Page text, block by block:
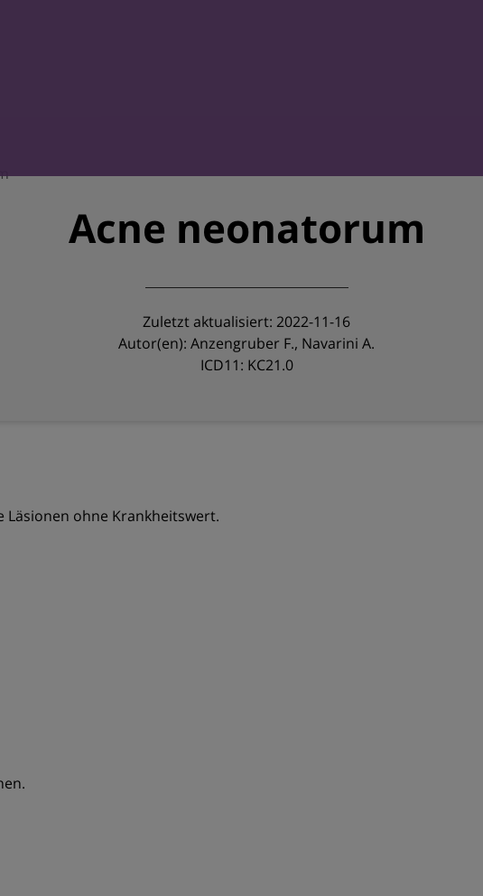
Acne neonatorum
Zuletzt aktualisiert: 2022-11-16
Autor(en): Anzengruber F., Navarini A.
ICD11: KC21.0
ohne Krankheitswert.